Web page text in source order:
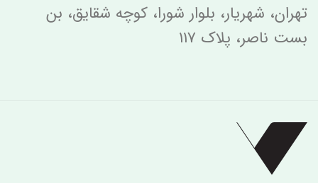
تهران، شهریار، بلوار شورا، کوچه شقایق، بن
بست ناصر، پلاک ۱۱۷